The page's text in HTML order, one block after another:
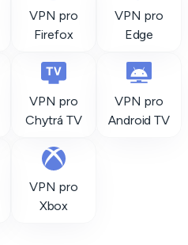
VPN pro
Firefox
VPN pro
Edge
VPN pro
Chytrá TV
VPN pro
Android TV
VPN pro
Xbox